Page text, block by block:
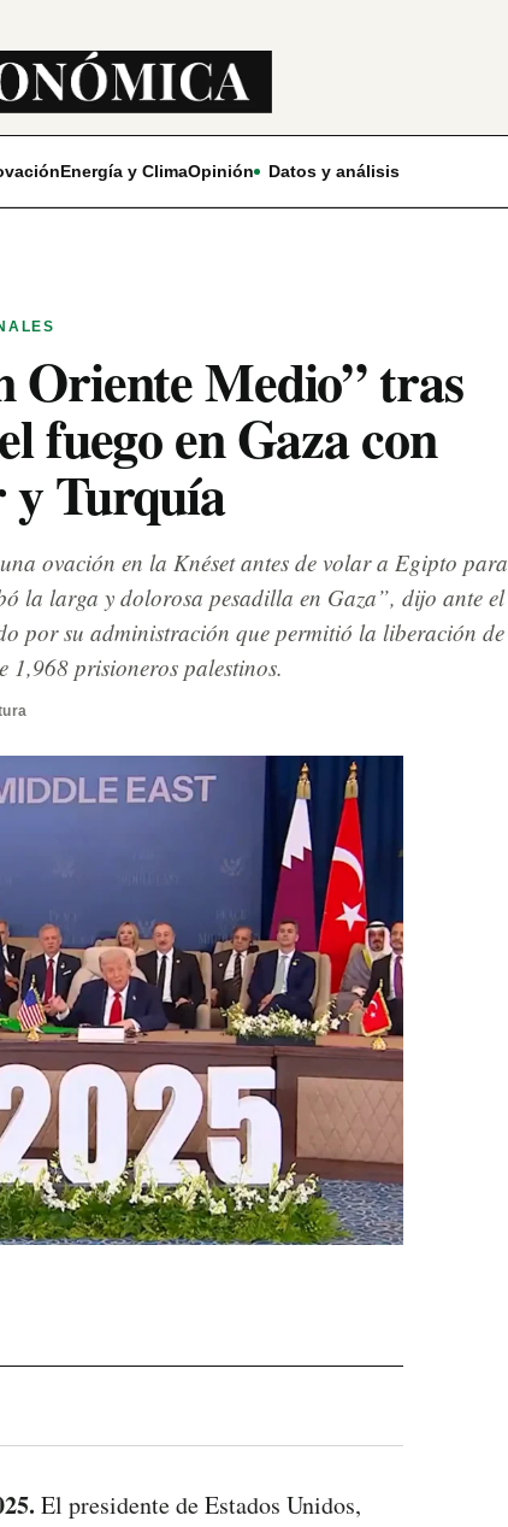
Energía y ClimaOpinión Datos y análisis
Oriente Medio” tras
fuego en Gaza con
Turquía
ovación en la Knéset antes de volar a Egipto para
la larga y dolorosa pesadilla en Gaza”, dijo ante el
por su administración que permitió la liberación de
1,968 prisioneros palestinos.
El presidente de Estados Unidos,